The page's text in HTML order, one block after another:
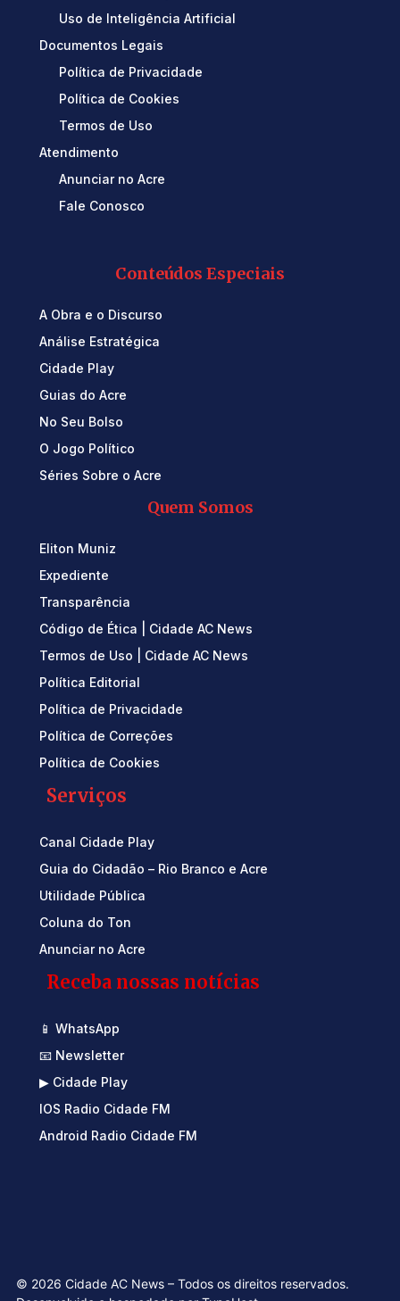
Uso de Inteligência Artificial
Documentos Legais
Política de Privacidade
Política de Cookies
Termos de Uso
Atendimento
Anunciar no Acre
Fale Conosco
Conteúdos Especiais
A Obra e o Discurso
Análise Estratégica
Cidade Play
Guias do Acre
No Seu Bolso
O Jogo Político
Séries Sobre o Acre
Quem Somos
Eliton Muniz
Expediente
Transparência
Código de Ética | Cidade AC News
Termos de Uso | Cidade AC News
Política Editorial
Política de Privacidade
Política de Correções
Política de Cookies
Serviços
Canal Cidade Play
Guia do Cidadão – Rio Branco e Acre
Utilidade Pública
Coluna do Ton
Anunciar no Acre
Receba nossas notícias
📱 WhatsApp
📧 Newsletter
▶ Cidade Play
IOS Radio Cidade FM
Android Radio Cidade FM
© 2026 Cidade AC News – Todos os direitos reservados.